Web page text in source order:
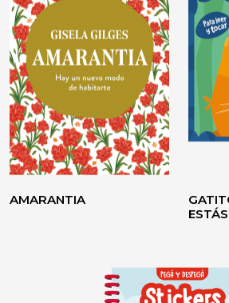
AMARANTIA